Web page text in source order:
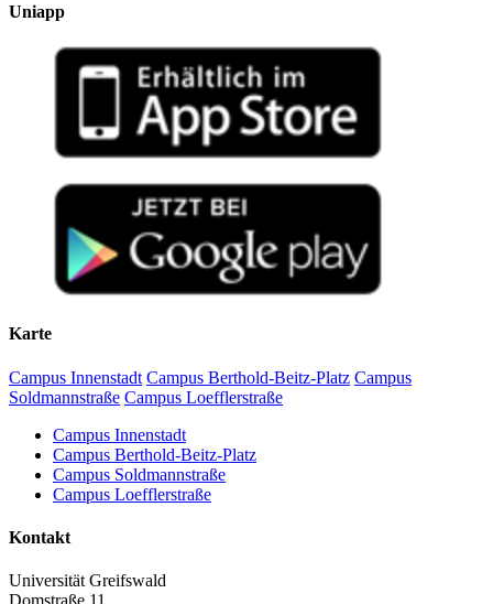
Uniapp
Karte
Campus Innenstadt Campus Berthold-Beitz-Platz Campus
Soldmannstraße Campus Loefflerstraße
Campus Innenstadt
Campus Berthold-Beitz-Platz
Campus Soldmannstraße
Campus Loefflerstraße
Kontakt
Universität Greifswald